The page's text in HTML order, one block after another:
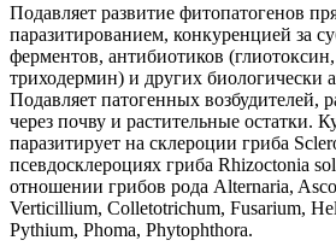
Подавляет развитие фитопатогенов
паразитированием, конкуренцией за
ферментов, антибиотиков
триходермин) и других биологически
Подавляет патогенных возбудителей,
через почву и растительные остатки.
паразитирует на склероции гриба
псевдосклероциях гриба Rhizoctonia
отношении грибов рода Alternaria,
Verticillium, Colletotrichum, Fusarium,
Pythium, Phoma, Phytophthora.